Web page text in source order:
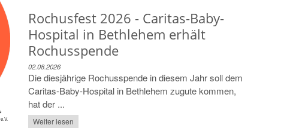
Rochusfest 2026 - Caritas-Baby-
Hospital in Bethlehem erhält
Rochusspende
02.08.2026
Die diesjährige Rochusspende in diesem Jahr soll dem
Caritas-Baby-Hospital in Bethlehem zugute kommen,
hat der ...
Weiter lesen